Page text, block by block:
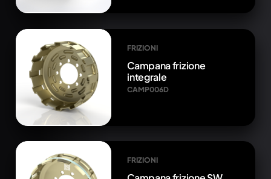
FRIZIONI
Campana frizione
integrale
CAMP006D
FRIZIONI